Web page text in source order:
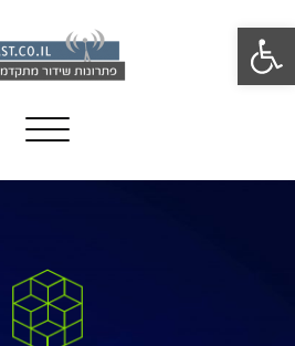
פתח סרגל נגישות